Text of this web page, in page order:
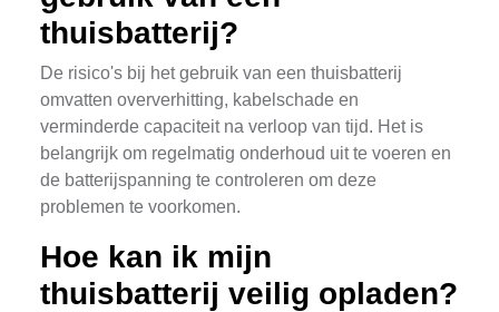
thuisbatterij?
De risico's bij het gebruik van een thuisbatterij
omvatten oververhitting, kabelschade en
verminderde capaciteit na verloop van tijd. Het is
belangrijk om regelmatig onderhoud uit te voeren en
de batterijspanning te controleren om deze
problemen te voorkomen.
Hoe kan ik mijn
thuisbatterij veilig opladen?